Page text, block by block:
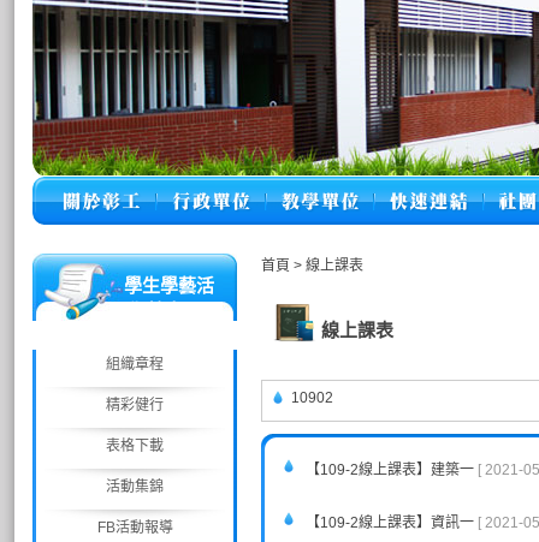
學生學藝活
組織章程
精彩健行
表格下載
活動集錦
FB活動報導
首頁 > 線上課表
線上課表
10902
【109-2線上課表】建築一 [ 2021-
【109-2線上課表】資訊一 [ 2021-